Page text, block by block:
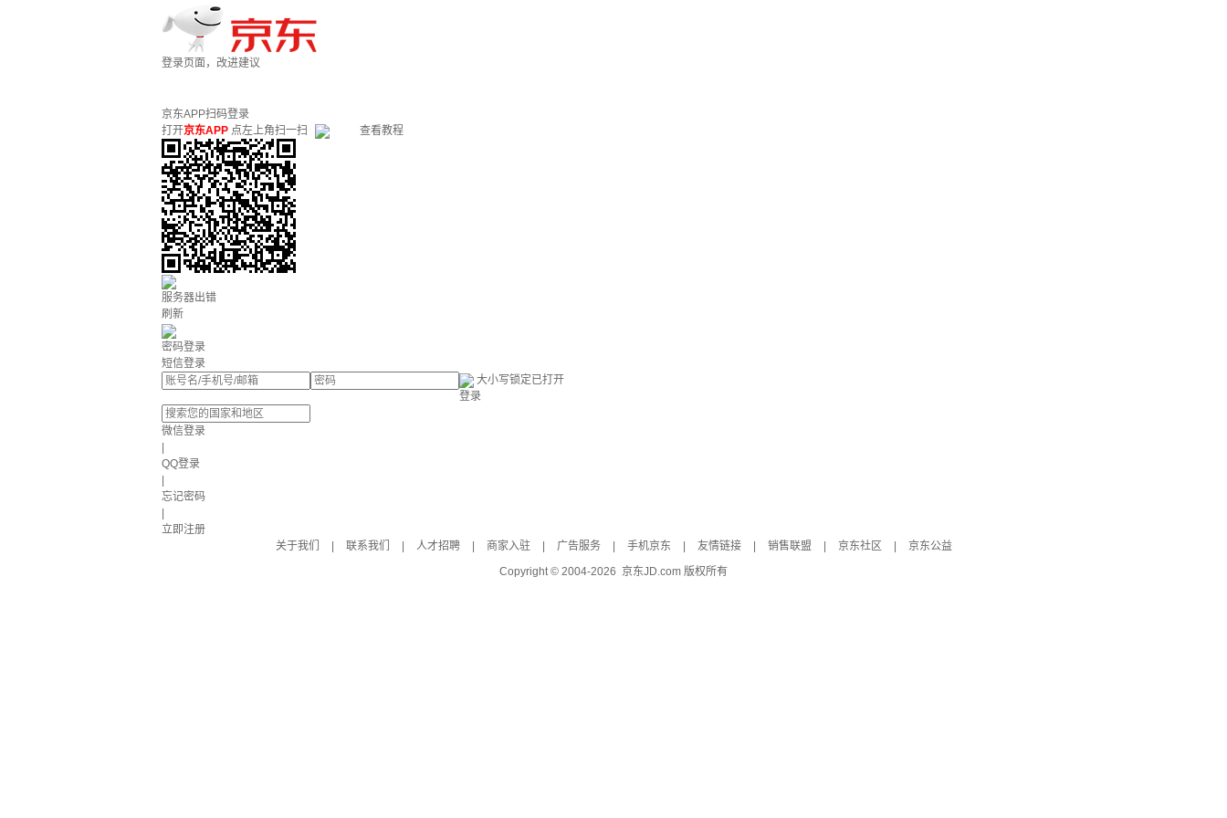
登录页面，改进建议
京东APP扫码登录
打开京东APP 点左上角扫一扫 查看教程
服务器出错
刷新
密码登录
短信登录
大小写锁定已打开
登录
微信登录
QQ登录
忘记密码
立即注册
关于我们
联系我们 人才招聘 商家入驻 广告服务 手机京东 友情链接 销售联盟 京东社区
京东公益
Copyright © 2004-2026 京东JD.com 版权所有